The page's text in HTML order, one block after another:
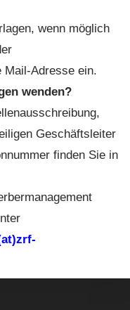
wenn möglich
Mail-Adresse ein.
wenden?
Geschäftsleiter
finden Sie in